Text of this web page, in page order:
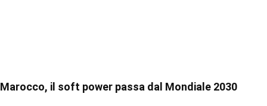
Marocco, il soft power passa dal Mondiale 2030